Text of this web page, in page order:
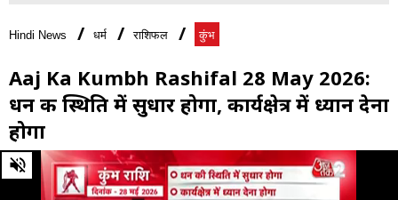
Hindi News धर्म राशिफल कुंभ
Aaj Ka Kumbh Rashifal 28 May 2026:
धन की स्थिति में सुधार होगा, कार्यक्षेत्र में ध्यान देना
होगा
0
of